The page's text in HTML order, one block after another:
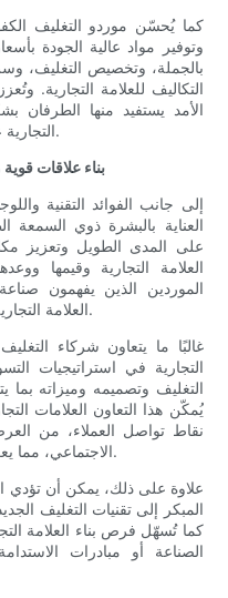
كما يُحسّن موردو التغليف
وتوفير مواد عالية الجودة
بالجملة، وتخصيص التغليف،
التكاليف للعلامة التجارية.
الأمد يستفيد منها الطرفان
التجارية على التوسع والتكيف مع تغيرات السوق.
بناء علاقات
إلى جانب الفوائد التقنية
العناية بالبشرة ذوي السمعة
على المدى الطويل وتعزيز
العلامة التجارية وقيمها
الموردين الذين يفهمون
العلامة التجارية يُنشئ شراكة تتجاوز مجرد المعاملات.
غالبًا ما يتعاون شركاء
التجارية في استراتيجيات
التغليف وتصميمه وميزاته بما
يُمكّن هذا التعاون العلامات
نقاط تواصل العملاء، من
الاجتماعي، مما يعزز التعرف على العلامة التجارية وولائها.
علاوة على ذلك، يمكن أن تؤدي
المبكر إلى تقنيات التغليف
كما تُسهّل فرص بناء العلامة
الصناعة أو مبادرات